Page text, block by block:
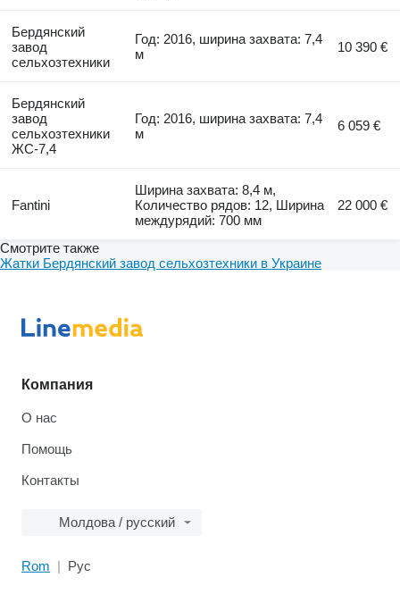
Бердянский
завод
сельхозтехники
Год: 2016, ширина захвата: 7,4
м
10 390 €
Бердянский
завод
сельхозтехники
ЖС-7,4
Год: 2016, ширина захвата: 7,4
м
6 059 €
Fantini
Ширина захвата: 8,4 м,
Количество рядов: 12, Ширина
междурядий: 700 мм
22 000 €
Смотрите также
Жатки Бердянский завод сельхозтехники в Украине
Компания
О нас
Помощь
Контакты
Молдова / русский
Rom Рус